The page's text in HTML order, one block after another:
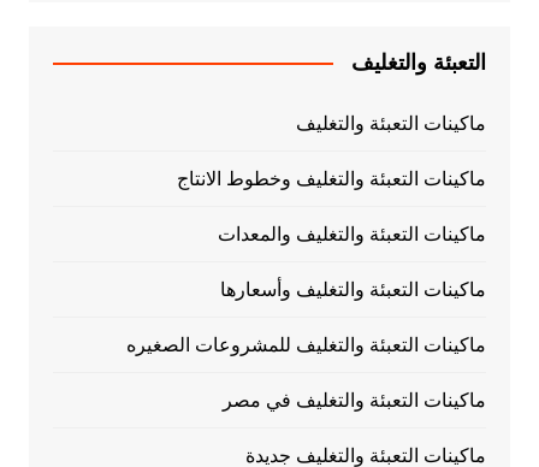
التعبئة والتغليف
ماكينات التعبئة والتغليف
ماكينات التعبئة والتغليف وخطوط الانتاج
ماكينات التعبئة والتغليف والمعدات
ماكينات التعبئة والتغليف وأسعارها
ماكينات التعبئة والتغليف للمشروعات الصغيره
ماكينات التعبئة والتغليف في مصر
ماكينات التعبئة والتغليف جديدة